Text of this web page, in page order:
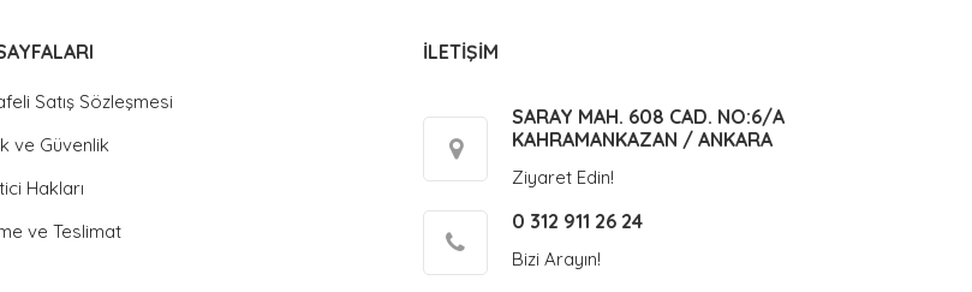
Satış Sözleşmesi
ve Güvenlik
Hakları
ve Teslimat
İLETİŞİM
SARAY MAH. 608 CAD. NO:6/A
KAHRAMANKAZAN / ANKARA
Ziyaret Edin!
0 312 911 26 24
Bizi Arayın!